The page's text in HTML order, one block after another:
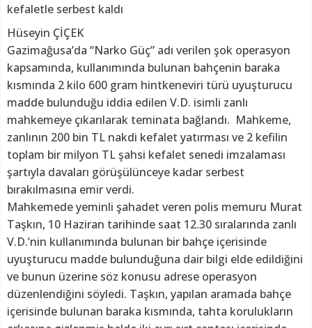
kefaletle serbest kaldı
Hüseyin ÇİÇEK
Gazimağusa’da “Narko Güç” adı verilen şok operasyon
kapsamında, kullanımında bulunan bahçenin baraka
kısmında 2 kilo 600 gram hintkeneviri türü uyuşturucu
madde bulunduğu iddia edilen V.D. isimli zanlı
mahkemeye çıkarılarak teminata bağlandı. Mahkeme,
zanlının 200 bin TL nakdi kefalet yatırması ve 2 kefilin
toplam bir milyon TL şahsi kefalet senedi imzalaması
şartıyla davaları görüşülünceye kadar serbest
bırakılmasına emir verdi.
Mahkemede yeminli şahadet veren polis memuru Murat
Taşkın, 10 Haziran tarihinde saat 12.30 sıralarında zanlı
V.D.’nin kullanımında bulunan bir bahçe içerisinde
uyuşturucu madde bulunduğuna dair bilgi elde edildiğini
ve bunun üzerine söz konusu adrese operasyon
düzenlendiğini söyledi. Taşkın, yapılan aramada bahçe
içerisinde bulunan baraka kısmında, tahta korulukların